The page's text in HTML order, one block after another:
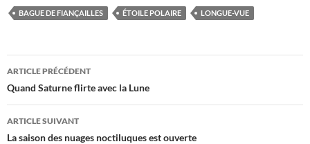
BAGUE DE FIANÇAILLES ÉTOILE POLAIRE LONGUE-VUE
Navigation
des
articles
ARTICLE PRÉCÉDENT
Quand Saturne flirte avec la Lune
ARTICLE SUIVANT
La saison des nuages noctiluques est ouverte